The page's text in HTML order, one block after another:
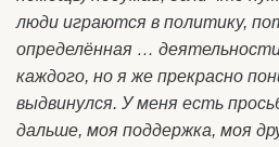
люди играются в политику,
определённая …
каждого, но я же прекрасно
выдвинулся. У меня есть
дальше, моя поддержка, моя